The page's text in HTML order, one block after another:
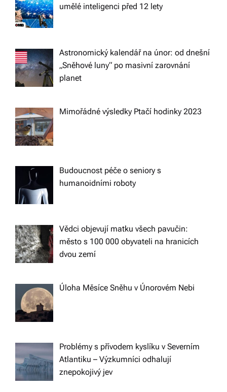
o
n
umělé inteligenci před 12 lety
Astronomický kalendář na únor: od dnešní
„Sněhové luny“ po masivní zarovnání
planet
Mimořádné výsledky Ptačí hodinky 2023
Budoucnost péče o seniory s
humanoidními roboty
Vědci objevují matku všech pavučin:
město s 100 000 obyvateli na hranicích
dvou zemí
Úloha Měsíce Sněhu v Únorovém Nebi
Problémy s přívodem kyslíku v Severním
Atlantiku – Výzkumníci odhalují
znepokojivý jev